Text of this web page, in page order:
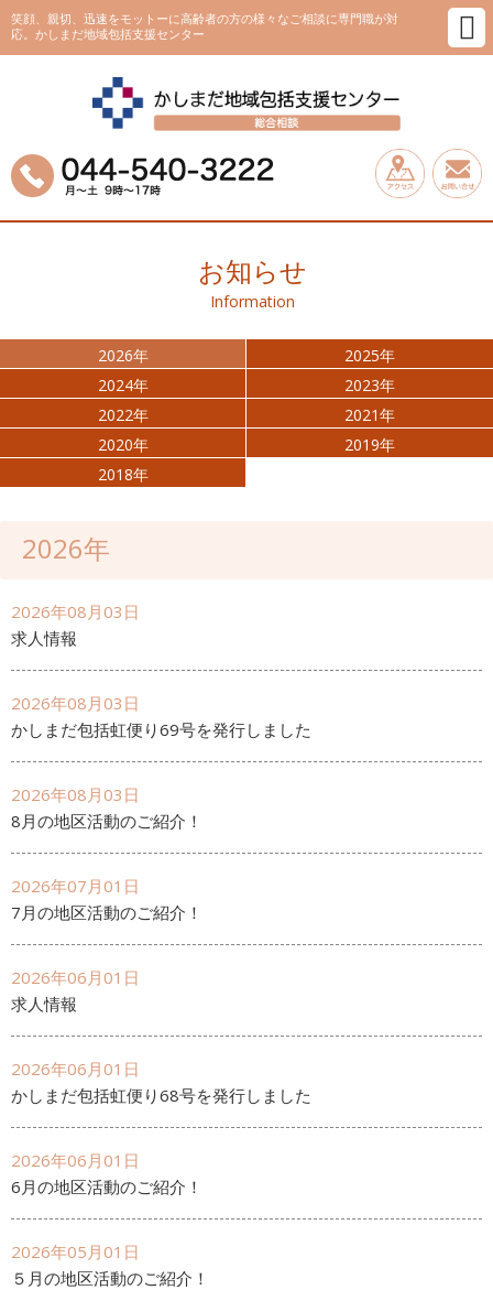
笑顔、親切、迅速をモットーに高齢者の方の様々なご相談に専門職が対
応。かしまだ地域包括支援センター
お知らせ
Information
2026年
2025年
2024年
2023年
2022年
2021年
2020年
2019年
2018年
2026年
2026年08月03日
求人情報
2026年08月03日
かしまだ包括虹便り69号を発行しました
2026年08月03日
8月の地区活動のご紹介！
2026年07月01日
7月の地区活動のご紹介！
2026年06月01日
求人情報
2026年06月01日
かしまだ包括虹便り68号を発行しました
2026年06月01日
6月の地区活動のご紹介！
2026年05月01日
５月の地区活動のご紹介！